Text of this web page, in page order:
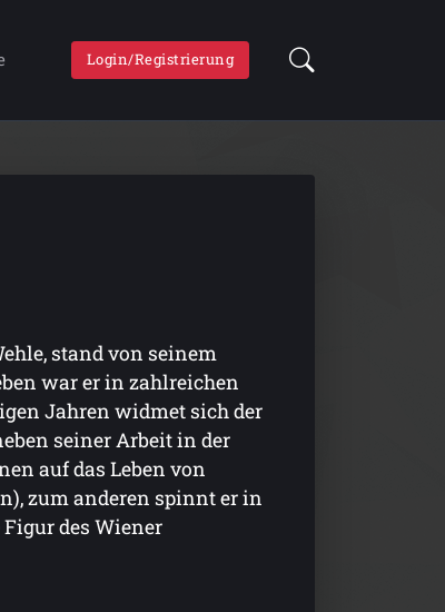
Login/Registrierung
stand von seinem
war er in zahlreichen
Jahren widmet sich der
seiner Arbeit in der
auf das Leben von
zum anderen spinnt er in
des Wiener